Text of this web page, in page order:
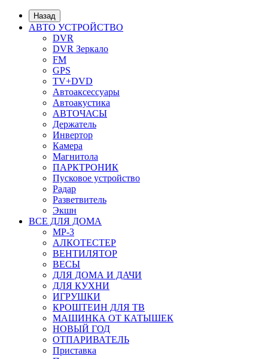
Назад
АВТО УСТРОЙСТВО
DVR
DVR Зеркало
FM
GPS
TV+DVD
Автоаксессуары
Автоакустика
АВТОЧАСЫ
Держатель
Инвертор
Камера
Магнитола
ПАРКТРОНИК
Пусковое устройство
Радар
Разветвитель
Экшн
ВСЕ ДЛЯ ДОМА
MP-3
АЛКОТЕСТЕР
ВЕНТИЛЯТОР
ВЕСЫ
ДЛЯ ДОМА И ДАЧИ
ДЛЯ КУХНИ
ИГРУШКИ
КРОШТЕИН ДЛЯ ТВ
МАШИНКА ОТ КАТЫШЕК
НОВЫЙ ГОД
ОТПАРИВАТЕЛЬ
Приставка